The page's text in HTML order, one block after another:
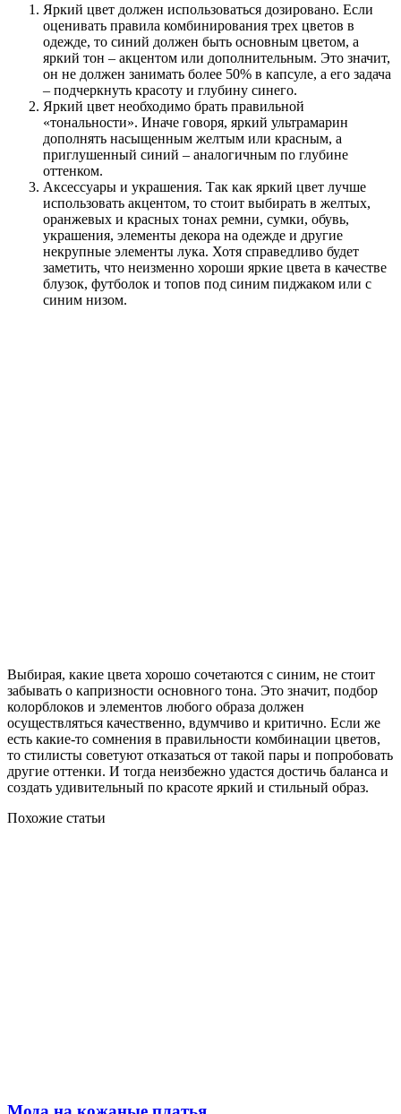
Яркий цвет должен использоваться дозировано. Если
оценивать правила комбинирования трех цветов в
одежде, то синий должен быть основным цветом, а
яркий тон – акцентом или дополнительным. Это значит,
он не должен занимать более 50% в капсуле, а его задача
– подчеркнуть красоту и глубину синего.
Яркий цвет необходимо брать правильной
«тональности». Иначе говоря, яркий ультрамарин
дополнять насыщенным желтым или красным, а
приглушенный синий – аналогичным по глубине
оттенком.
Аксессуары и украшения. Так как яркий цвет лучше
использовать акцентом, то стоит выбирать в желтых,
оранжевых и красных тонах ремни, сумки, обувь,
украшения, элементы декора на одежде и другие
некрупные элементы лука. Хотя справедливо будет
заметить, что неизменно хороши яркие цвета в качестве
блузок, футболок и топов под синим пиджаком или с
синим низом.
Выбирая, какие цвета хорошо сочетаются с синим, не стоит
забывать о капризности основного тона. Это значит, подбор
колорблоков и элементов любого образа должен
осуществляться качественно, вдумчиво и критично. Если же
есть какие-то сомнения в правильности комбинации цветов,
то стилисты советуют отказаться от такой пары и попробовать
другие оттенки. И тогда неизбежно удастся достичь баланса и
создать удивительный по красоте яркий и стильный образ.
Похожие статьи